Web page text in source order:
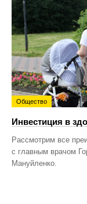
Общество
Инвестиция в
Рассмотрим все
с главным врачом
Мануйленко.